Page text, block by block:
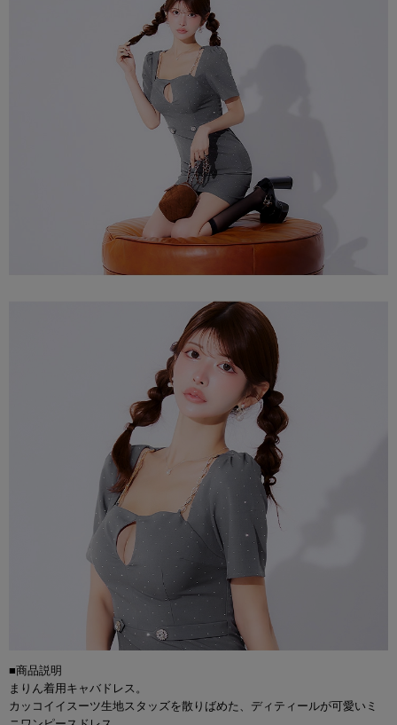
■商品説明
まりん着用キャバドレス。
カッコイイスーツ生地スタッズを散りばめた、ディティールが可愛いミ